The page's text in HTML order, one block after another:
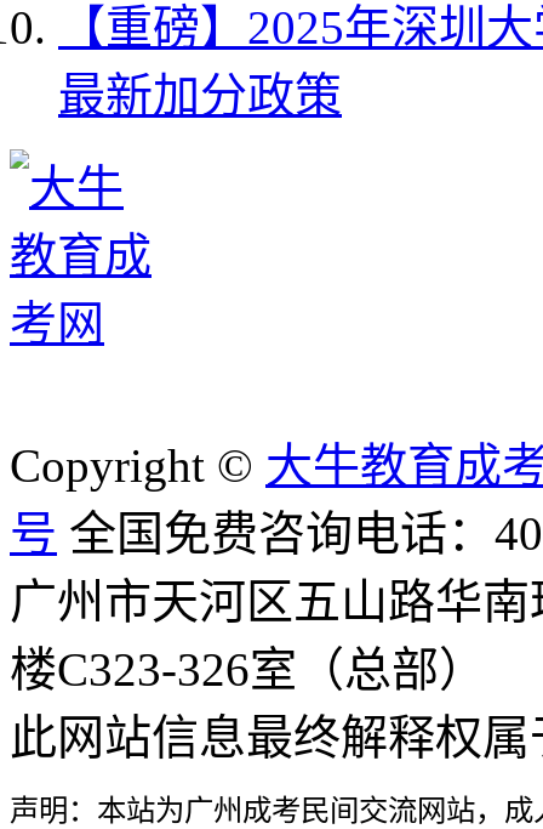
【重磅】2025年深圳
最新加分政策
Copyright © 大牛教育成
号 全国免费咨询电话：
广州市天河区五山路华
楼C323-326室（总部）
此网站信息最终解释权
声明：本站为广州成考民间交流网站，